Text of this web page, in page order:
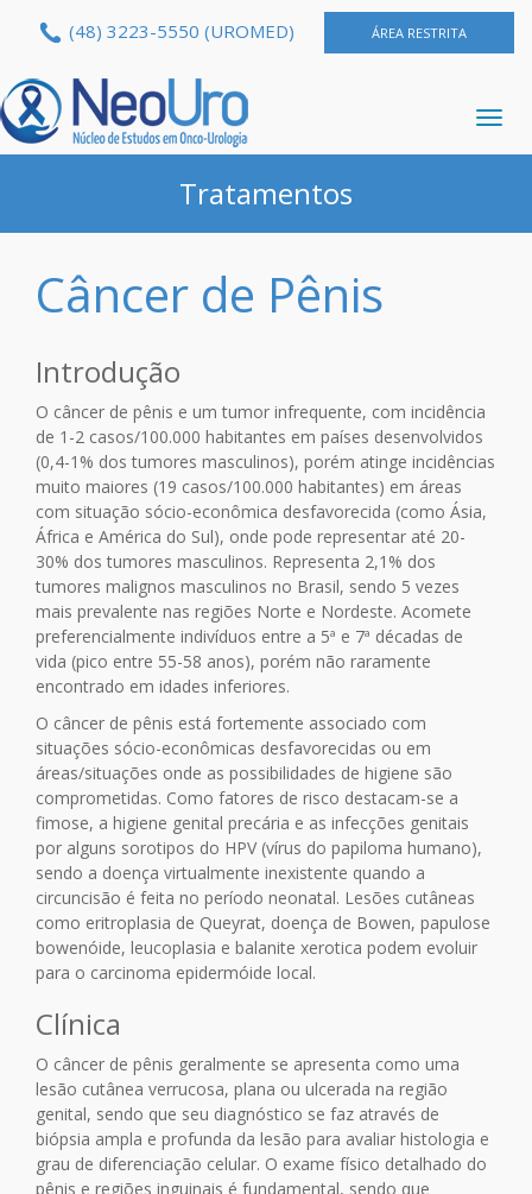
ÁREA RESTRITA
(48) 3223-5550 (UROMED)
Tratamentos
Câncer de Pênis
Introdução
O câncer de pênis e um tumor infrequente, com incidência
de 1-2 casos/100.000 habitantes em países desenvolvidos
(0,4-1% dos tumores masculinos), porém atinge incidências
muito maiores (19 casos/100.000 habitantes) em áreas
com situação sócio-econômica desfavorecida (como Ásia,
África e América do Sul), onde pode representar até 20-
30% dos tumores masculinos. Representa 2,1% dos
tumores malignos masculinos no Brasil, sendo 5 vezes
mais prevalente nas regiões Norte e Nordeste. Acomete
preferencialmente indivíduos entre a 5ª e 7ª décadas de
vida (pico entre 55-58 anos), porém não raramente
encontrado em idades inferiores.
O câncer de pênis está fortemente associado com
situações sócio-econômicas desfavorecidas ou em
áreas/situações onde as possibilidades de higiene são
comprometidas. Como fatores de risco destacam-se a
fimose, a higiene genital precária e as infecções genitais
por alguns sorotipos do HPV (vírus do papiloma humano),
sendo a doença virtualmente inexistente quando a
circuncisão é feita no período neonatal. Lesões cutâneas
como eritroplasia de Queyrat, doença de Bowen, papulose
bowenóide, leucoplasia e balanite xerotica podem evoluir
para o carcinoma epidermóide local.
Clínica
O câncer de pênis geralmente se apresenta como uma
lesão cutânea verrucosa, plana ou ulcerada na região
genital, sendo que seu diagnóstico se faz através de
biópsia ampla e profunda da lesão para avaliar histologia e
grau de diferenciação celular. O exame físico detalhado do
pênis e regiões inguinais é fundamental, sendo que